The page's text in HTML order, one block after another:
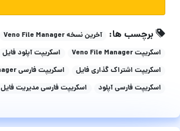
برچسب ها:
آخرین نسخه Veno File Manager
اسکریپت Veno File Manager
اسکریپت آپلود فایل
اسکریپت اشتراک گذاری فایل
اسکریپت فارسی Veno File Manager
اسکریپت فارسی آپلود
اسکریپت فارسی مدیریت فایل